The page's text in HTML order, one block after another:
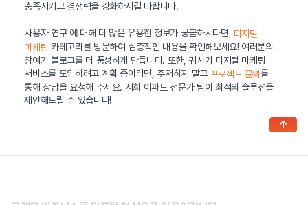
충족시키고 경쟁력을 강화하시길 바랍니다.
사용자 연구 에 대해 더 많은 유용한 정보가 궁금하시다면, 디지털
마케팅 카테고리를 방문하여 심층적인 내용을 확인해보세요! 여러분의
참여가 블로그를 더 풍성하게 만듭니다. 또한, 귀사가 디지털 마케팅
서비스를 도입하려고 계획 중이라면, 주저하지 말고 프로젝트 문의 를
통해 상담을 요청해 주세요. 저희 이파트 전문가 팀이 최적의 솔루션을
제안해드릴 수 있습니다!
↑